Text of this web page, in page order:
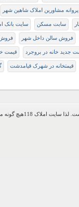
پروانه مشاورین املاک شاهین شهر
سابت مسکن سایت بانک
فروش سالن داخل شهر فروش
جدید خانه در بروجرد قیمت
قیمتخانه در شهرک قیامدشت
اطلاعات موجود در این وب سایت از طریق